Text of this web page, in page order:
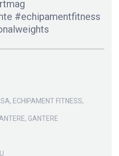
#echipamentfitness
, ECHIPAMENT FITNESS,
, GANTERE